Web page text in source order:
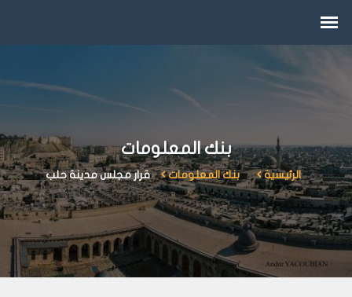
بنك المعلومات
الرئيسية بنك المعلومات قرار مجلس مدينة حلب